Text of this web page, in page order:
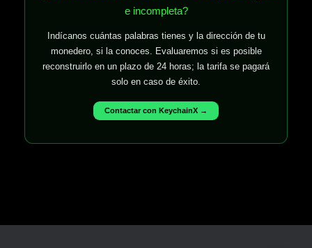
e incompleta?
Indícanos cuántas palabras tienes y la dirección de tu
monedero, si la conoces. Evaluaremos si es posible
reconstruirlo en un plazo de 24 horas; la tarifa se pagará
solo en caso de éxito.
Contactar con KeychainX →